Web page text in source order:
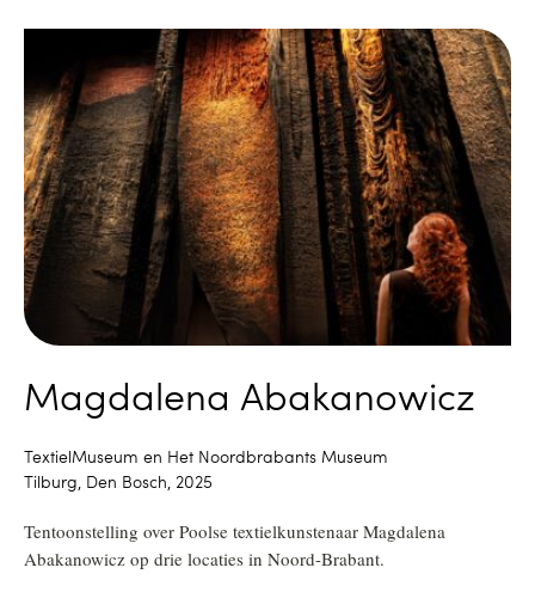
Magdalena Abakanowicz
TextielMuseum en Het Noordbrabants Museum
Tilburg, Den Bosch, 2025
Tentoonstelling over Poolse textielkunstenaar Magdalena
Abakanowicz op drie locaties in Noord-Brabant.